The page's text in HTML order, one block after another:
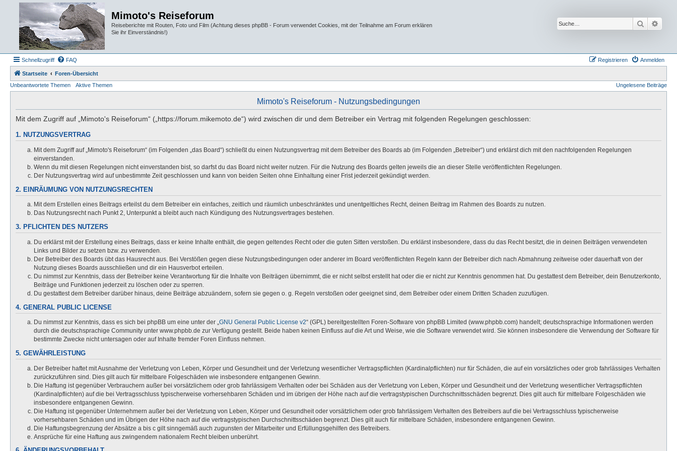
Mimoto's Reiseforum
Reiseberichte mit Routen, Foto und Film (Achtung dieses phpBB - Forum verwendet Cookies, mit der Teilnahme am Forum erklären
Sie ihr Einverständnis!)
Suche
Schnellzugriff FAQ Anmelden
Registrieren
Startseite
Foren-Übersicht
Unbeantwortete Themen
Aktive Themen Ungelesene Beiträge
Mimoto's Reiseforum - Nutzungsbedingungen
Mit dem Zugriff auf „Mimoto's Reiseforum“ („https://forum.mikemoto.de“) wird zwischen dir und dem Betreiber ein Vertrag mit folgenden Regelungen geschlossen:
1. NUTZUNGSVERTRAG
Mit dem Zugriff auf „Mimoto's Reiseforum“ (im Folgenden „das Board“) schließt du einen Nutzungsvertrag mit dem Betreiber des Boards ab (im Folgenden „Betreiber“) und erklärst dich mit den nachfolgenden Regelungen
einverstanden.
Wenn du mit diesen Regelungen nicht einverstanden bist, so darfst du das Board nicht weiter nutzen. Für die Nutzung des Boards gelten jeweils die an dieser Stelle veröffentlichten Regelungen.
Der Nutzungsvertrag wird auf unbestimmte Zeit geschlossen und kann von beiden Seiten ohne Einhaltung einer Frist jederzeit gekündigt werden.
2. EINRÄUMUNG VON NUTZUNGSRECHTEN
Mit dem Erstellen eines Beitrags erteilst du dem Betreiber ein einfaches, zeitlich und räumlich unbeschränktes und unentgeltliches Recht, deinen Beitrag im Rahmen des Boards zu nutzen.
Das Nutzungsrecht nach Punkt 2, Unterpunkt a bleibt auch nach Kündigung des Nutzungsvertrages bestehen.
3. PFLICHTEN DES NUTZERS
Du erklärst mit der Erstellung eines Beitrags, dass er keine Inhalte enthält, die gegen geltendes Recht oder die guten Sitten verstoßen. Du erklärst insbesondere, dass du das Recht besitzt, die in deinen Beiträgen verwendeten
Links und Bilder zu setzen bzw. zu verwenden.
Der Betreiber des Boards übt das Hausrecht aus. Bei Verstößen gegen diese Nutzungsbedingungen oder anderer im Board veröffentlichten Regeln kann der Betreiber dich nach Abmahnung zeitweise oder dauerhaft von der
Nutzung dieses Boards ausschließen und dir ein Hausverbot erteilen.
Du nimmst zur Kenntnis, dass der Betreiber keine Verantwortung für die Inhalte von Beiträgen übernimmt, die er nicht selbst erstellt hat oder die er nicht zur Kenntnis genommen hat. Du gestattest dem Betreiber, dein Benutzerkonto,
Beiträge und Funktionen jederzeit zu löschen oder zu sperren.
Du gestattest dem Betreiber darüber hinaus, deine Beiträge abzuändern, sofern sie gegen o. g. Regeln verstoßen oder geeignet sind, dem Betreiber oder einem Dritten Schaden zuzufügen.
4. GENERAL PUBLIC LICENSE
Du nimmst zur Kenntnis, dass es sich bei phpBB um eine unter der „GNU General Public License v2“ (GPL) bereitgestellten Foren-Software von phpBB Limited (www.phpbb.com) handelt; deutschsprachige Informationen werden
durch die deutschsprachige Community unter www.phpbb.de zur Verfügung gestellt. Beide haben keinen Einfluss auf die Art und Weise, wie die Software verwendet wird. Sie können insbesondere die Verwendung der Software für
bestimmte Zwecke nicht untersagen oder auf Inhalte fremder Foren Einfluss nehmen.
5. GEWÄHRLEISTUNG
Der Betreiber haftet mit Ausnahme der Verletzung von Leben, Körper und Gesundheit und der Verletzung wesentlicher Vertragspflichten (Kardinalpflichten) nur für Schäden, die auf ein vorsätzliches oder grob fahrlässiges Verhalten
zurückzuführen sind. Dies gilt auch für mittelbare Folgeschäden wie insbesondere entgangenen Gewinn.
Die Haftung ist gegenüber Verbrauchern außer bei vorsätzlichem oder grob fahrlässigem Verhalten oder bei Schäden aus der Verletzung von Leben, Körper und Gesundheit und der Verletzung wesentlicher Vertragspflichten
(Kardinalpflichten) auf die bei Vertragsschluss typischerweise vorhersehbaren Schäden und im übrigen der Höhe nach auf die vertragstypischen Durchschnittsschäden begrenzt. Dies gilt auch für mittelbare Folgeschäden wie
insbesondere entgangenen Gewinn.
Die Haftung ist gegenüber Unternehmern außer bei der Verletzung von Leben, Körper und Gesundheit oder vorsätzlichem oder grob fahrlässigem Verhalten des Betreibers auf die bei Vertragsschluss typischerweise
vorhersehbaren Schäden und im Übrigen der Höhe nach auf die vertragstypischen Durchschnittsschäden begrenzt. Dies gilt auch für mittelbare Schäden, insbesondere entgangenen Gewinn.
Die Haftungsbegrenzung der Absätze a bis c gilt sinngemäß auch zugunsten der Mitarbeiter und Erfüllungsgehilfen des Betreibers.
Ansprüche für eine Haftung aus zwingendem nationalem Recht bleiben unberührt.